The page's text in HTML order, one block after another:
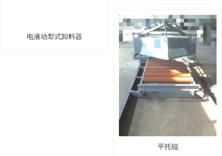
电液动犁式卸料器
平托辊